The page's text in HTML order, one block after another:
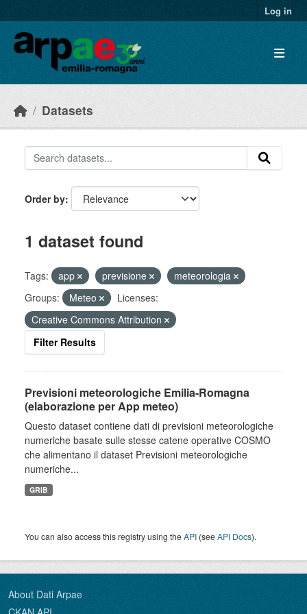
Log in
Datasets
Order by
1 dataset found
Tags: app previsione
meteorologia
Groups:
Meteo
Licenses:
Creative Commons Attribution
Filter Results
Previsioni meteorologiche Emilia-Romagna
(elaborazione per App meteo)
Questo dataset contiene dati di previsioni meteorologiche
numeriche basate sulle stesse catene operative COSMO
che alimentano il dataset Previsioni meteorologiche
numeriche...
GRIB
You can also access this registry using theAPI (seeAPI Docs).
About Dati Arpae